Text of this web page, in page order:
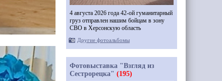
4 августа 2026 года 42-ой гуманитарный
груз отправлен нашим бойцам в зону
СВО в Херсонскую область
Другие фотоальбомы
Фотовыставка "Взгляд из
Сестрорецка" (195)